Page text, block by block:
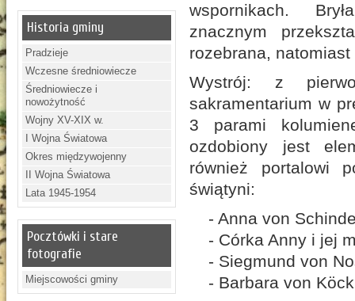
Historia gminy
Pradzieje
Wczesne średniowiecze
Średniowiecze i
nowożytność
Wojny XV-XIX w.
I Wojna Światowa
Okres międzywojenny
II Wojna Światowa
Lata 1945-1954
Pocztówki i stare
fotografie
Miejscowości gminy
wspornikach.
znacznym
rozebrana, natomiast
Wystrój: z
sakramentarium w
3 parami
ozdobiony jest
również portalowi
świątyni:
- Anna von
- Córka Anny i jej
- Siegmund von
- Barbara von